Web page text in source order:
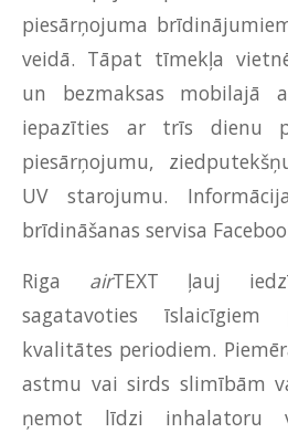
piesārņojuma
veidā. Tāpat tīmekļa
un bezmaksas mobilajā
iepazīties ar trīs dienu
piesārņojumu,
UV starojumu.
brīdināšanas servisa
Riga airTEXT ļauj
sagatavoties īslaicīgiem
kvalitātes periodiem.
astmu vai sirds slimībām
ņemot līdzi inhalatoru